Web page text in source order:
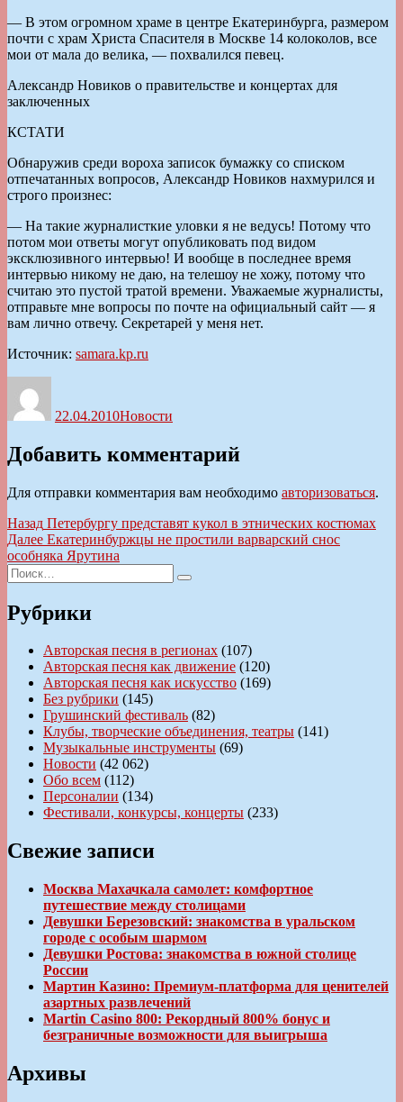
— В этом огромном храме в центре Екатеринбурга, размером
почти с храм Христа Спасителя в Москве 14 колоколов, все
мои от мала до велика, — похвалился певец.
Александр Новиков о правительстве и концертах для
заключенных
КСТАТИ
Обнаружив среди вороха записок бумажку со списком
отпечатанных вопросов, Александр Новиков нахмурился и
строго произнес:
— На такие журналисткие уловки я не ведусь! Потому что
потом мои ответы могут опубликовать под видом
эксклюзивного интервью! И вообще в последнее время
интервью никому не даю, на телешоу не хожу, потому что
считаю это пустой тратой времени. Уважаемые журналисты,
отправьте мне вопросы по почте на официальный сайт — я
вам лично отвечу. Секретарей у меня нет.
Источник: samara.kp.ru
22.04.2010Новости
Добавить комментарий
Для отправки комментария вам необходимо авторизоваться.
Навигация
по
записям
Назад Предыдущая
запись:
Петербургу представят кукол в этнических костюмах
Далее Следующая
запись:
Екатеринбуржцы не простили варварский снос
особняка Ярутина
Искать:
Поиск
Рубрики
Авторская песня в регионах (107)
Авторская песня как движение (120)
Авторская песня как искусство (169)
Без рубрики (145)
Грушинский фестиваль (82)
Клубы, творческие объединения, театры (141)
Музыкальные инструменты (69)
Новости (42 062)
Обо всем (112)
Персоналии (134)
Фестивали, конкурсы, концерты (233)
Свежие записи
Москва Махачкала самолет: комфортное
путешествие между столицами
Девушки Березовский: знакомства в уральском
городе с особым шармом
Девушки Ростова: знакомства в южной столице
России
Мартин Казино: Премиум-платформа для ценителей
азартных развлечений
Martin Casino 800: Рекордный 800% бонус и
безграничные возможности для выигрыша
Архивы